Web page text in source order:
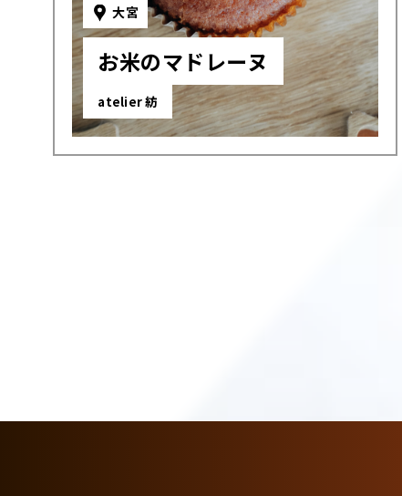
大宮
お米のマドレーヌ
atelier 紡